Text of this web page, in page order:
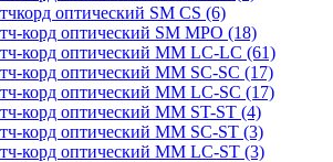
оптический SM CS (6)
корд оптический SM MPO (18)
корд оптический MM LC-LC (61)
корд оптический MM SC-SC (17)
корд оптический MM LC-SC (17)
корд оптический MM ST-ST (4)
корд оптический MM SC-ST (3)
корд оптический MM LC-ST (3)